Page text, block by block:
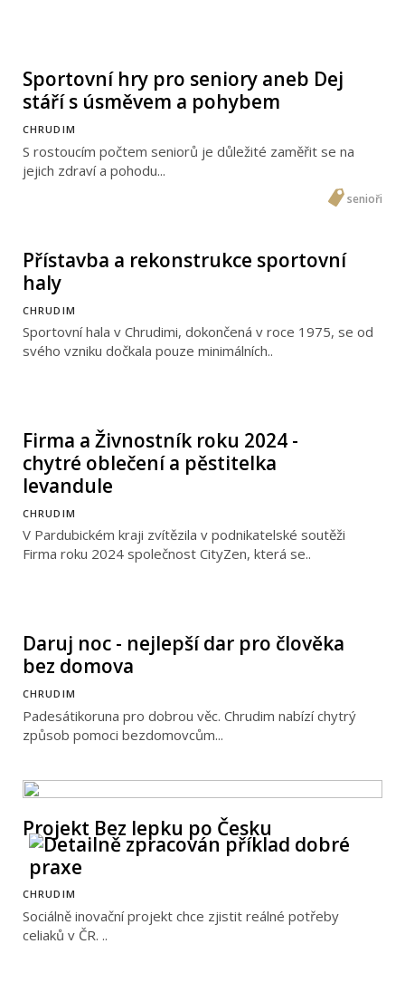
Sportovní hry pro seniory aneb Dej
stáří s úsměvem a pohybem
CHRUDIM
S rostoucím počtem seniorů je důležité zaměřit se na
jejich zdraví a pohodu...
senioři
Přístavba a rekonstrukce sportovní
haly
CHRUDIM
Sportovní hala v Chrudimi, dokončená v roce 1975, se od
svého vzniku dočkala pouze minimálních..
Firma a Živnostník roku 2024 -
chytré oblečení a pěstitelka
levandule
CHRUDIM
V Pardubickém kraji zvítězila v podnikatelské soutěži
Firma roku 2024 společnost CityZen, která se..
Daruj noc - nejlepší dar pro člověka
bez domova
CHRUDIM
Padesátikoruna pro dobrou věc. Chrudim nabízí chytrý
způsob pomoci bezdomovcům...
Projekt Bez lepku po Česku
CHRUDIM
Sociálně inovační projekt chce zjistit reálné potřeby
celiaků v ČR. ..